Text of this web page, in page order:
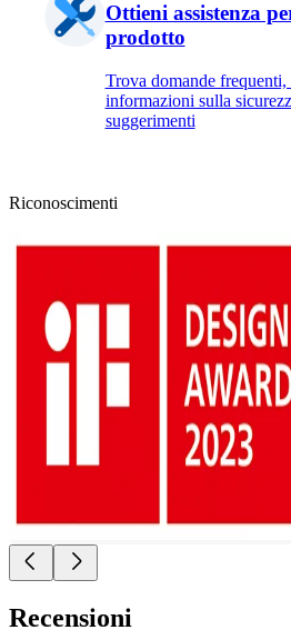
Ottieni assistenza
prodotto
Trova domande frequenti,
informazioni sulla
suggerimenti
Riconoscimenti
Recensioni